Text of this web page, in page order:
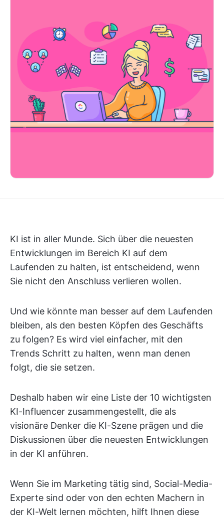
KI ist in aller Munde. Sich über die neuesten
Entwicklungen im Bereich KI auf dem
Laufenden zu halten, ist entscheidend, wenn
Sie nicht den Anschluss verlieren wollen.
Und wie könnte man besser auf dem Laufenden
bleiben, als den besten Köpfen des Geschäfts
zu folgen? Es wird viel einfacher, mit den
Trends Schritt zu halten, wenn man denen
folgt, die sie setzen.
Deshalb haben wir eine Liste der 10 wichtigsten
KI-Influencer zusammengestellt, die als
visionäre Denker die KI-Szene prägen und die
Diskussionen über die neuesten Entwicklungen
in der KI anführen.
Wenn Sie im Marketing tätig sind, Social-Media-
Experte sind oder von den echten Machern in
der KI-Welt lernen möchten, hilft Ihnen diese